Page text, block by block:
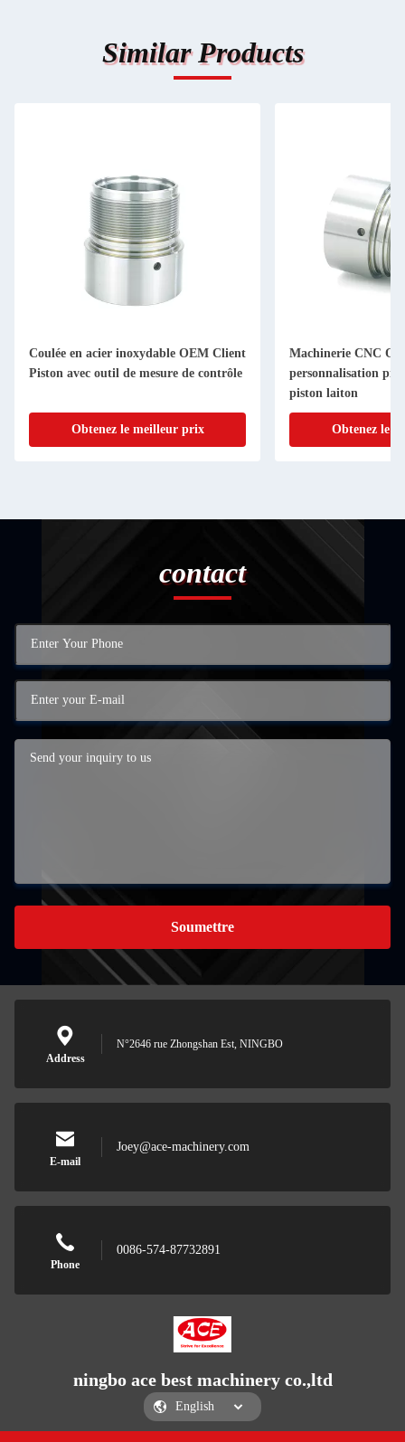
Similar Products
Coulée en acier inoxydable OEM Client
Piston avec outil de mesure de contrôle
Obtenez le meilleur prix
Machinerie CNC
personnalisation
piston laiton
Obtenez le
contact
Soumettre
Address
N°2646 rue Zhongshan Est, NINGBO
E-mail
Joey@ace-machinery.com
Phone
0086-574-87732891
ningbo ace best machinery co.,ltd